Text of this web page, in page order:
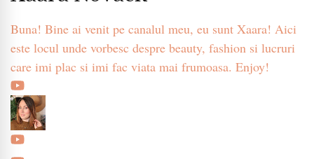
Buna! Bine ai venit pe canalul meu, eu sunt Xaara! Aici
este locul unde vorbesc despre beauty, fashion si lucruri
care imi plac si imi fac viata mai frumoasa. Enjoy!